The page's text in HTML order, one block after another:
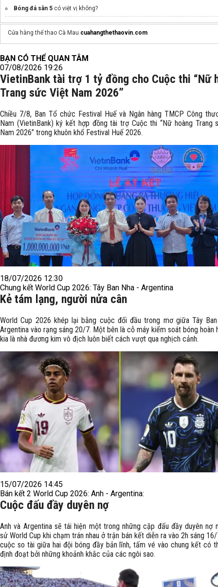
Bóng đá sân 5 có việt vị không?
Cửa hàng thể thao Cà Mau cuahangthethaovin.com
BẠN CÓ THỂ QUAN TÂM
07/08/2026 19:26
VietinBank tài trợ 1 tỷ đồng cho Cuộc thi “Nữ
Trang sức Việt Nam 2026”
Chiều 7/8, Ban Tổ chức Festival Huế và Ngân hàng TMCP Công
Nam (VietinBank) ký kết hợp đồng tài trợ Cuộc thi “Nữ hoàng Trang
Nam 2026” trong khuôn khổ Festival Huế 2026.
18/07/2026 12:30
Chung kết World Cup 2026: Tây Ban Nha - Argentina
Kẻ tám lạng, người nửa cân
World Cup 2026 khép lại bằng cuộc đối đầu trong mơ giữa Tây
Argentina vào rạng sáng 20/7. Một bên là cỗ máy kiểm soát bóng hoàn
kia là nhà đương kim vô địch luôn biết cách vượt qua nghịch cảnh.
15/07/2026 14:45
Bán kết 2 World Cup 2026: Anh - Argentina:
Cuộc đấu đầy duyên nợ
​Anh và Argentina sẽ tái hiện một trong những cặp đấu đầy duyên nợ
sử World Cup khi chạm trán nhau ở trận bán kết diễn ra vào 2h sáng
cuộc so tài giữa hai đội bóng đầy bản lĩnh, tấm vé vào chung kết có
định đoạt bởi những khoảnh khắc của các ngôi sao.